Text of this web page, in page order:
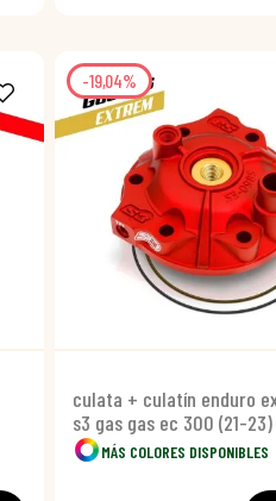
-19,04%
culata + culatín enduro
s3 gas gas ec 300 (21-
MÁS COLORES DISPONIBLES